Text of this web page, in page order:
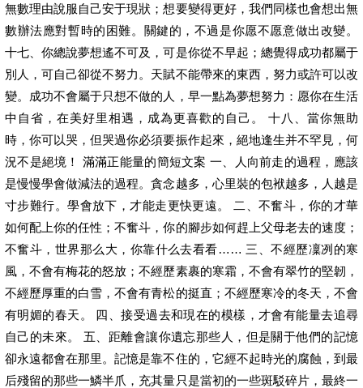
無數理由說服自己安于現狀；想要變得更好，我們同樣也會想出無
數辦法應對暫時的困難。關鍵的，不過是你愿不愿意做出改變。
十七、你總說夢想遙不可及，可是你從不早起；總覺得成功都屬于
別人，可自己卻從不努力。天賦不能帶來的東西，努力或許可以改
變。成功不會屬于只想不做的人，早一點為夢想努力：愿你在生活
中自省，在美好里相遇，成為更喜歡的自己。 十八、當你無助
時，你可以哭，但哭過你必須要振作起來，絕地逢生并不罕見，何
況不是絕境！ 滿滿正能量的簡短文案 一、人向前走的過程，應該
是慢慢學會做減法的過程。貪念越多，心里裝的包袱越多，人越是
寸步難行。學會放下，才能走更快更遠。 二、不奮斗，你的才華
如何配上你的任性；不奮斗，你的腳步如何趕上父母老去的速度；
不奮斗，世界那么大，你靠什么去看看…… 三、不經歷凜冽的寒
風，不會有梅花的怒放；不經歷素裹的寒霜，不會有翠竹的堅韌，
不經歷厚重的白雪，不會有青松的挺直；不經歷寒冷的冬天，不會
有明媚的春天。 四、接受過去和現在的模樣，才會有能量去追尋
自己的未來。 五、距離會讓你遺忘那些人，但是關于他們的記憶
卻永遠都會在那里。記憶是靠不住的，它經不起時光的腐蝕，到最
后殘留的那些一鱗半爪，充其量只是當初的一些斑駁碎片，最終一